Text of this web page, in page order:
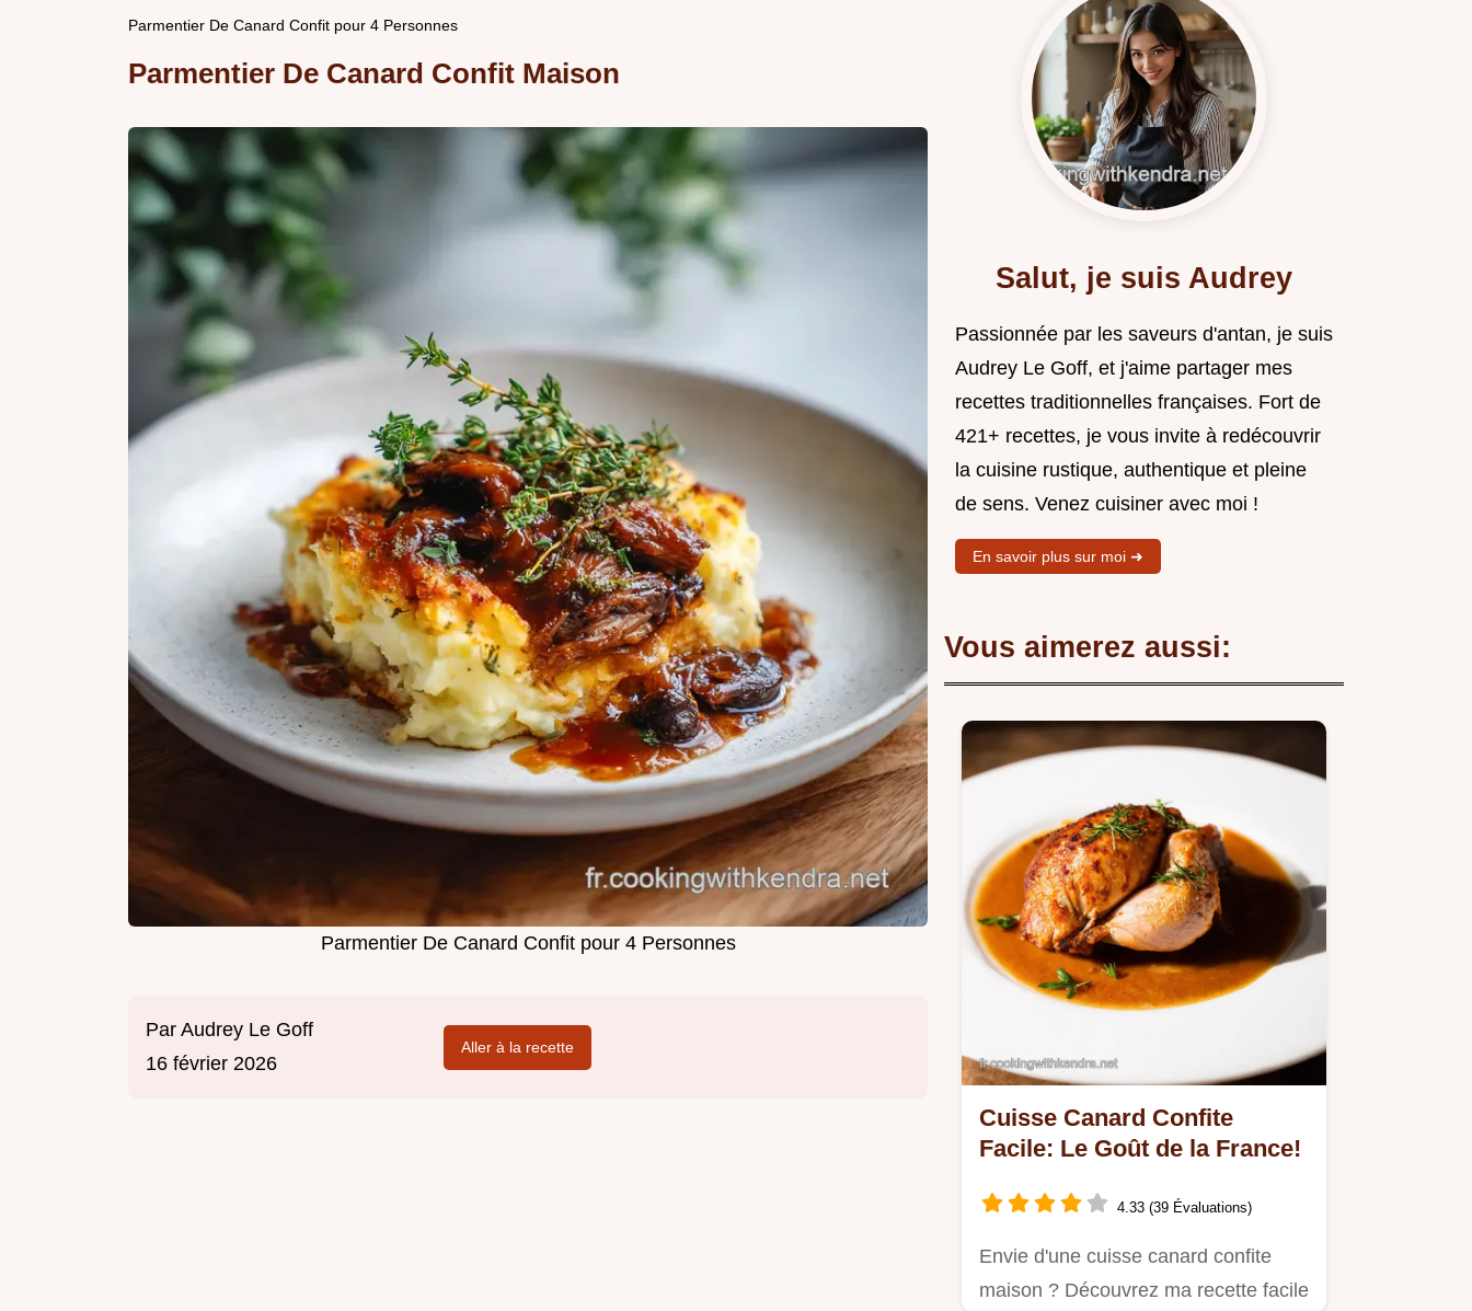
Parmentier De Canard Confit pour 4 Personnes
Parmentier De Canard Confit Maison
Parmentier De Canard Confit pour 4 Personnes
Par Audrey Le Goff
16 février 2026
Aller à la recette
Salut, je suis Audrey
Passionnée par les saveurs d'antan, je suis
Audrey Le Goff, et j'aime partager mes
recettes traditionnelles françaises. Fort de
421+ recettes, je vous invite à redécouvrir
la cuisine rustique, authentique et pleine
de sens. Venez cuisiner avec moi !
En savoir plus sur moi ➜
Vous aimerez aussi:
Cuisse Canard Confite
Facile: Le Goût de la France!
4.33 (39 Évaluations)
Envie d'une cuisse canard confite
maison ? Découvrez ma recette facile